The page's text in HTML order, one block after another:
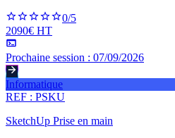
0/5
2090€ HT
Prochaine session : 07/09/2026
Informatique
REF : PSKU
SketchUp Prise en main